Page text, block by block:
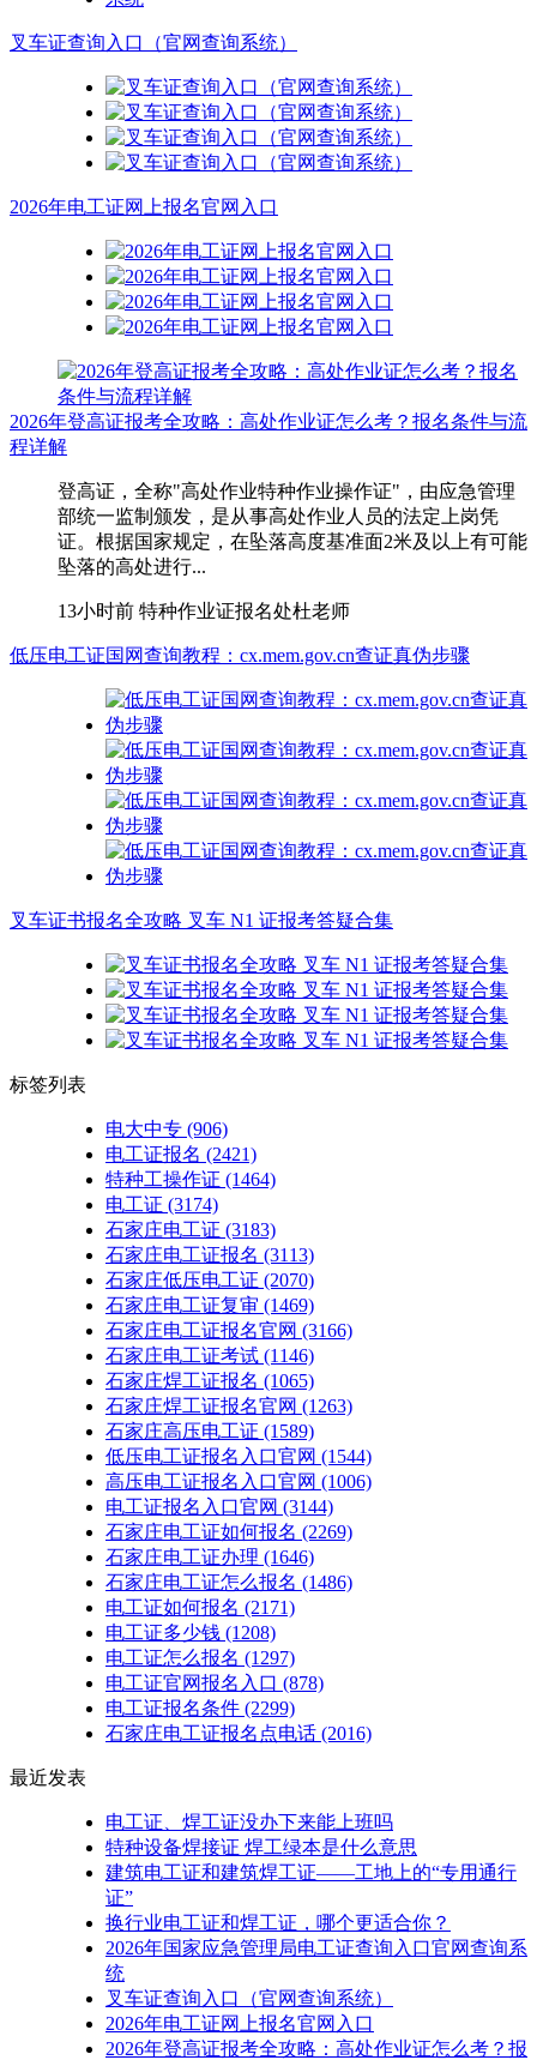
叉车证查询入口（官网查询系统）
2026年电工证网上报名官网入口
2026年登高证报考全攻略：高处作业证怎么考？报名条件与流
程详解
登高证，全称"高处作业特种作业操作证"，由应急管理
部统一监制颁发，是从事高处作业人员的法定上岗凭
证。根据国家规定，在坠落高度基准面2米及以上有可能
坠落的高处进行...
13小时前 特种作业证报名处杜老师
低压电工证国网查询教程：cx.mem.gov.cn查证真伪步骤
叉车证书报名全攻略 叉车 N1 证报考答疑合集
标签列表
电大中专 (906)
电工证报名 (2421)
特种工操作证 (1464)
电工证 (3174)
石家庄电工证 (3183)
石家庄电工证报名 (3113)
石家庄低压电工证 (2070)
石家庄电工证复审 (1469)
石家庄电工证报名官网 (3166)
石家庄电工证考试 (1146)
石家庄焊工证报名 (1065)
石家庄焊工证报名官网 (1263)
石家庄高压电工证 (1589)
低压电工证报名入口官网 (1544)
高压电工证报名入口官网 (1006)
电工证报名入口官网 (3144)
石家庄电工证如何报名 (2269)
石家庄电工证办理 (1646)
石家庄电工证怎么报名 (1486)
电工证如何报名 (2171)
电工证多少钱 (1208)
电工证怎么报名 (1297)
电工证官网报名入口 (878)
电工证报名条件 (2299)
石家庄电工证报名点电话 (2016)
最近发表
电工证、焊工证没办下来能上班吗
特种设备焊接证 焊工绿本是什么意思
建筑电工证和建筑焊工证——工地上的“专用通行
证”
换行业电工证和焊工证，哪个更适合你？
2026年国家应急管理局电工证查询入口官网查询系
统
叉车证查询入口（官网查询系统）
2026年电工证网上报名官网入口
2026年登高证报考全攻略：高处作业证怎么考？报